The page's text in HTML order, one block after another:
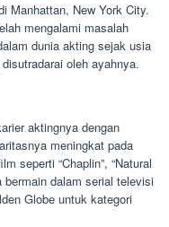
Manhattan, New York City.
mengalami masalah
dunia akting sejak usia
oleh ayahnya.
aktingnya dengan
meningkat pada
seperti “Chaplin”, “Natural
bermain dalam serial televisi
Globe untuk kategori